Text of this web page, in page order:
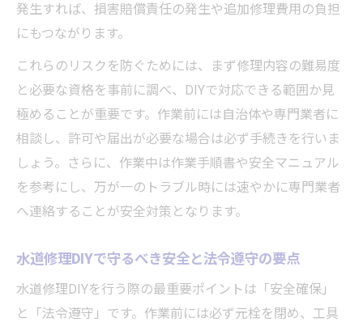
発生すれば、損害賠償責任の発生や追加修理費用の負担
にもつながります。
これらのリスクを防ぐためには、まず修理内容の難易度
と必要な資格を事前に調べ、DIYで対応できる範囲か見
極めることが重要です。作業前には自治体や専門業者に
相談し、許可や届出が必要な場合は必ず手続きを行いま
しょう。さらに、作業中は作業手順書や安全マニュアル
を参考にし、万が一のトラブル時には速やかに専門業者
へ連絡することが安全対策となります。
水道修理DIYで守るべき安全と法令遵守の要点
水道修理DIYを行う際の最重要ポイントは「安全確保」
と「法令遵守」です。作業前には必ず元栓を閉め、工具